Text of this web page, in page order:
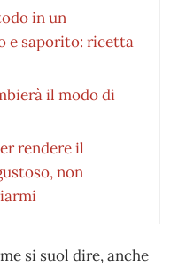
in un
e saporito: ricetta
il modo di
rendere il
non
si suol dire, anche